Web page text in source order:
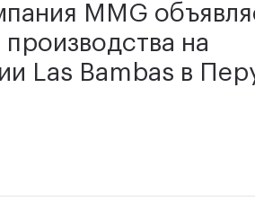
MMG
на
Las Bambas в